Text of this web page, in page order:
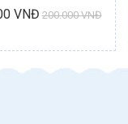
VNĐ 200.000 VNĐ